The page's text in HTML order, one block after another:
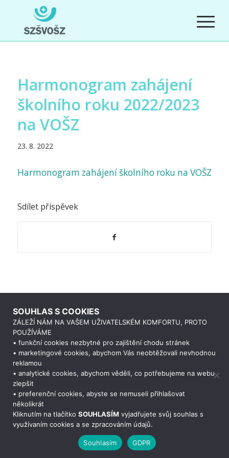
Harmonogram zahájení
školního roku 2022/2023
na VOŠZ
23. 8. 2022
Harmonogram zahájení školního roku na VOŠZ
Sdílet příspěvek
SOUHLAS S COOKIES
ZÁLEŽÍ NÁM NA VAŠEM UŽIVATELSKÉM KOMFORTU, PROTO
POUŽÍVÁME
• funkční cookies nezbytné pro zajištění chodu stránek
• marketingové cookies, abychom Vás neobtěžovali nevhodnou
reklamou
• analytické cookies, abychom věděli, co potřebujeme na webu
zlepšit
• preferenční cookies, abyste se nemuseli přihlašovat
několikrát
Kliknutím na tlačítko SOUHLASÍM vyjadřujete svůj souhlas s
využívaním cookies a se zpracováním údajů.
Souhlasím GDPR
Potřebujete poradit?Zeptejte se našeho